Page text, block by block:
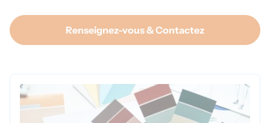
Renseignez-vous & Contactez